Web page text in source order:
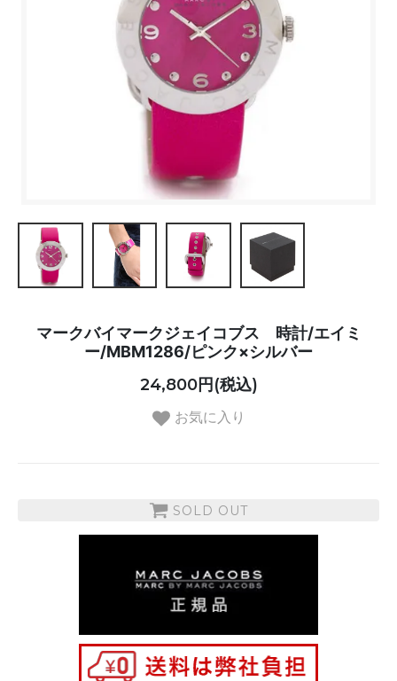
マークバイマークジェイコブス 時計/エイミ
ー/MBM1286/ピンク×シルバー
24,800円(税込)
お気に入り
SOLD OUT